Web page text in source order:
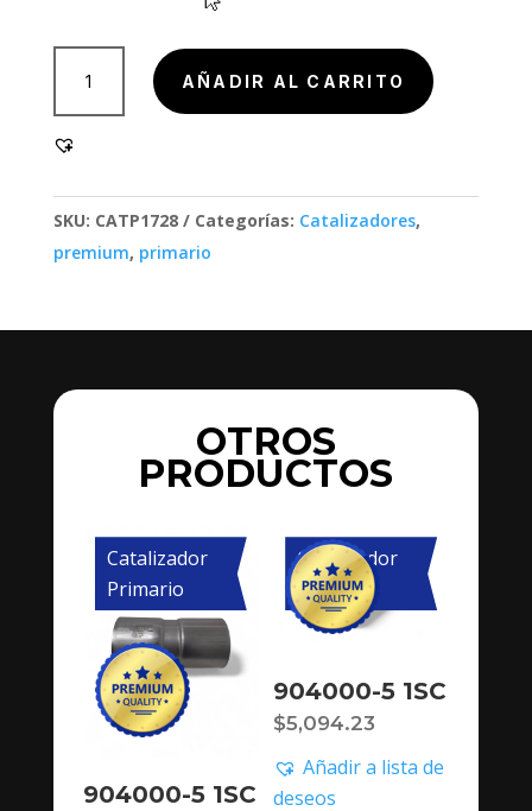
cantidad
AÑADIR AL CARRITO
SKU: CATP1728 Categorías: Catalizadores,
premium, primario
OTROS
PRODUCTOS
Catalizador
Primario
904000-5 1SC
Catalizador
Primario
904000-5 1SC
$5,094.23
Añadir a lista de
deseos